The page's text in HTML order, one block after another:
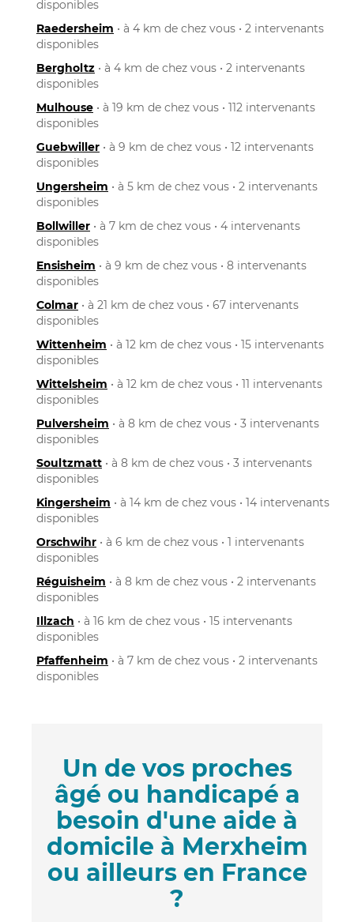
disponibles
Raedersheim • à 4 km de chez vous • 2 intervenants
disponibles
Bergholtz • à 4 km de chez vous • 2 intervenants
disponibles
Mulhouse • à 19 km de chez vous • 112 intervenants
disponibles
Guebwiller • à 9 km de chez vous • 12 intervenants
disponibles
Ungersheim • à 5 km de chez vous • 2 intervenants
disponibles
Bollwiller • à 7 km de chez vous • 4 intervenants
disponibles
Ensisheim • à 9 km de chez vous • 8 intervenants
disponibles
Colmar • à 21 km de chez vous • 67 intervenants
disponibles
Wittenheim • à 12 km de chez vous • 15 intervenants
disponibles
Wittelsheim • à 12 km de chez vous • 11 intervenants
disponibles
Pulversheim • à 8 km de chez vous • 3 intervenants
disponibles
Soultzmatt • à 8 km de chez vous • 3 intervenants
disponibles
Kingersheim • à 14 km de chez vous • 14 intervenants
disponibles
Orschwihr • à 6 km de chez vous • 1 intervenants
disponibles
Réguisheim • à 8 km de chez vous • 2 intervenants
disponibles
Illzach • à 16 km de chez vous • 15 intervenants
disponibles
Pfaffenheim • à 7 km de chez vous • 2 intervenants
disponibles
Un de vos proches
âgé ou handicapé a
besoin d'une aide à
domicile à Merxheim
ou ailleurs en France
?